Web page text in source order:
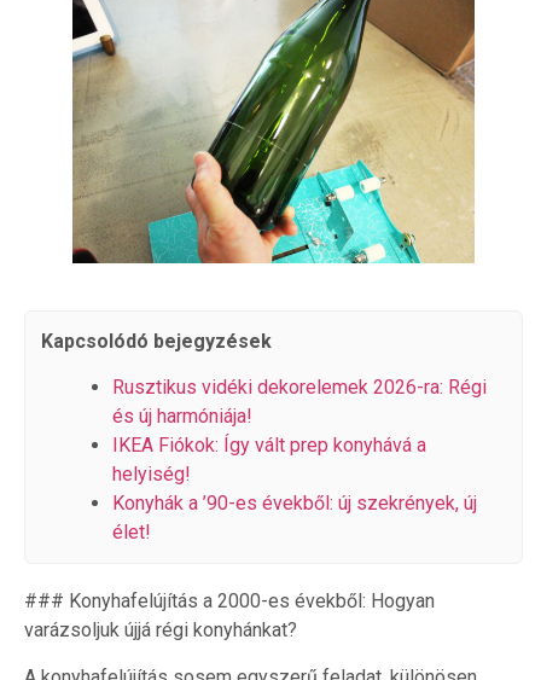
Kapcsolódó bejegyzések
Rusztikus vidéki dekorelemek 2026-ra: Régi
és új harmóniája!
IKEA Fiókok: Így vált prep konyhává a
helyiség!
Konyhák a ’90-es évekből: új szekrények, új
élet!
### Konyhafelújítás a 2000-es évekből: Hogyan
varázsoljuk újjá régi konyhánkat?